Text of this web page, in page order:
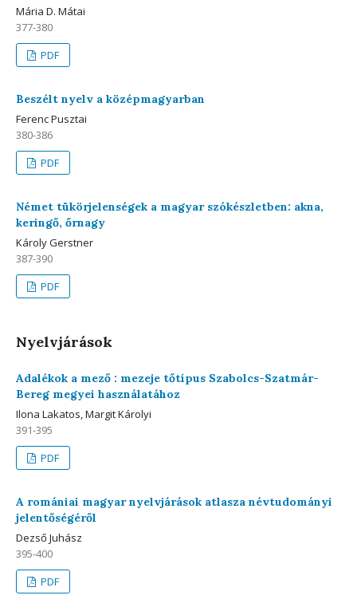
Mária D. Mátai
377-380
PDF
Beszélt nyelv a középmagyarban
Ferenc Pusztai
380-386
PDF
Német tükörjelenségek a magyar szókészletben: akna,
keringő, őrnagy
Károly Gerstner
387-390
PDF
Nyelvjárások
Adalékok a mező : mezeje tőtípus Szabolcs-Szatmár-
Bereg megyei használatához
Ilona Lakatos, Margit Károlyi
391-395
PDF
A romániai magyar nyelvjárások atlasza névtudományi
jelentőségéről
Dezső Juhász
395-400
PDF